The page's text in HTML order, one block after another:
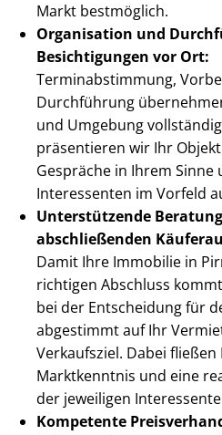
Markt bestmöglich.
Organisation und
Besichtigungen vor Ort:
Ter­min­ab­stim­mung,
Durchführung
und Umgebung
präsentieren wir Ihr
Gespräche in Ihrem Sinne
Interessenten im Vorfeld
Unterstützende
abschließenden
Damit Ihre Immobilie in
richtigen Abschluss
bei der Entscheidung für
abgestimmt auf Ihr
Verkaufsziel. Dabei fließen
Marktkenntnis und eine
der jeweiligen
Kompetente